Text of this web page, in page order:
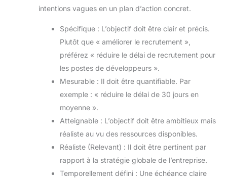
intentions vagues en un plan d’action concret.
Spécifique : L’objectif doit être clair et précis.
Plutôt que « améliorer le recrutement »,
préférez « réduire le délai de recrutement pour
les postes de développeurs ».
Mesurable : Il doit être quantifiable. Par
exemple : « réduire le délai de 30 jours en
moyenne ».
Atteignable : L’objectif doit être ambitieux mais
réaliste au vu des ressources disponibles.
Réaliste (Relevant) : Il doit être pertinent par
rapport à la stratégie globale de l’entreprise.
Temporellement défini : Une échéance claire